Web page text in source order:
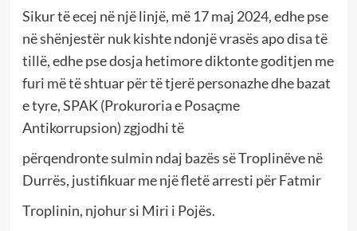
Sikur të ecej në një linjë, më 17 maj 2024, edhe pse
në shënjestër nuk kishte ndonjë vrasës apo disa të
tillë, edhe pse dosja hetimore diktonte goditjen me
furi më të shtuar për të tjerë personazhe dhe bazat
e tyre, SPAK (Prokuroria e Posaçme
Antikorrupsion) zgjodhi të
përqendronte sulmin ndaj bazës së Troplinëve në
Durrës, justifikuar me një fletë arresti për Fatmir
Troplinin, njohur si Miri i Pojës.